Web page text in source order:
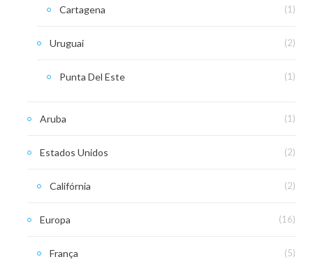
Cartagena (1)
Uruguai (2)
Punta Del Este (1)
Aruba (1)
Estados Unidos (2)
Califórnia (2)
Europa (16)
França (5)